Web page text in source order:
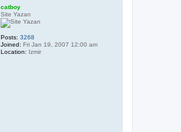
catboy
Site Yazarı
Posts: 3268
Joined: Fri Jan 19, 2007 12:00 am
Location: Izmir